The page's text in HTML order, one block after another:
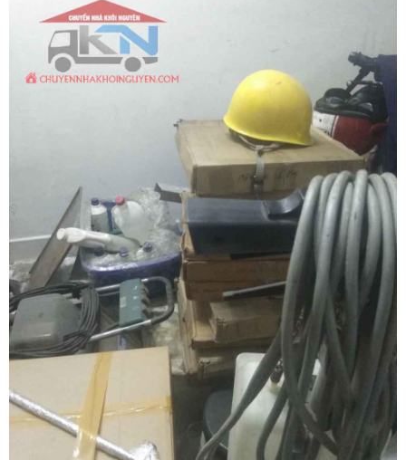
khóa vàng giúp hành trình an cư của bạn trở nên nhẹ nhàng và an
tâm tuyệt đối. Chuyển nhà Khôi Nguyên mang đến phương án
chuyển nhà trọn gói tối ưu, giúp giải phóng hoàn toàn sức lao động
cho gia đình bạn. Quý khách hàng cần khảo sát địa hình thực tế và
nhận bảng báo giá tốt nhất hãy gọi ngay hotline hỗ trợ liên tục
$24/7$ qua số 0913 371 378 hoặc 0972 366 628 để nhận phản hồi
siêu tốc từ đội ngũ Khôi Nguyên.